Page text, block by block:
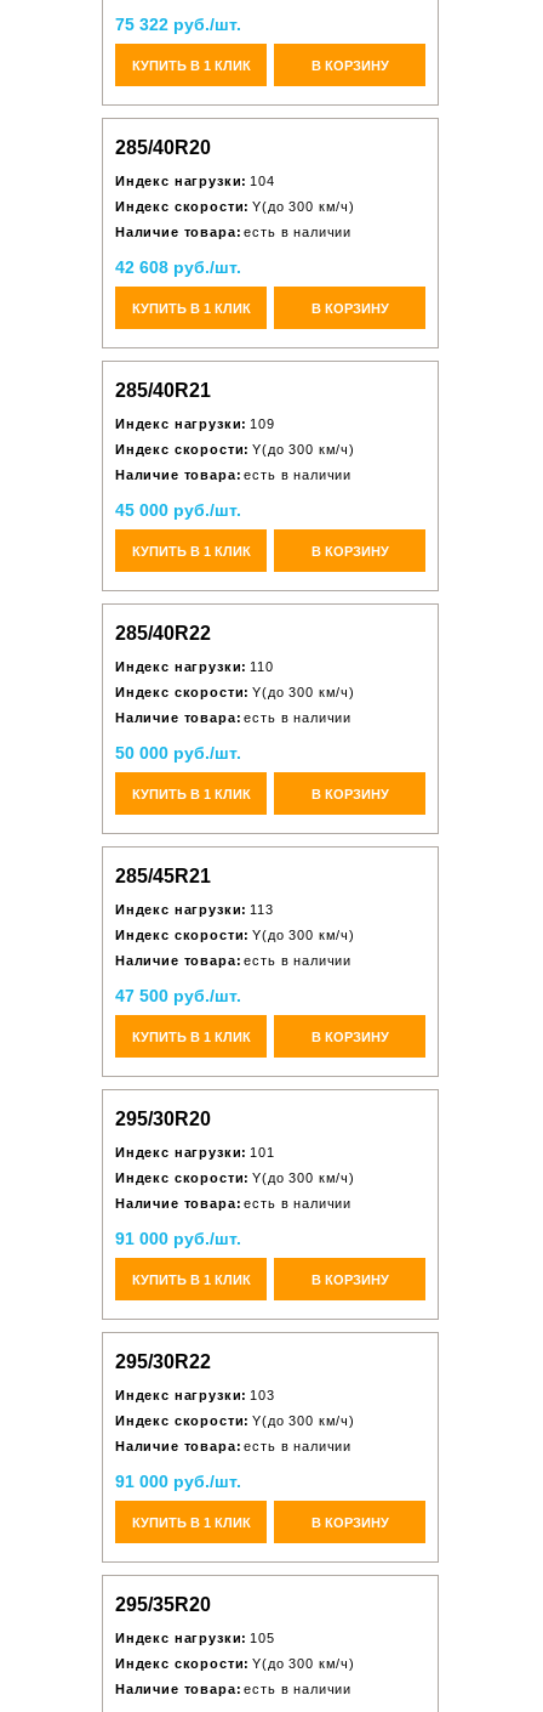
75 322 руб./шт.
КУПИТЬ В 1 КЛИК В КОРЗИНУ
285/40R20
Индекс нагрузки: 104
Индекс скорости: Y(до 300 км/ч)
Наличие товара: есть в наличии
42 608 руб./шт.
КУПИТЬ В 1 КЛИК В КОРЗИНУ
285/40R21
Индекс нагрузки: 109
Индекс скорости: Y(до 300 км/ч)
Наличие товара: есть в наличии
45 000 руб./шт.
КУПИТЬ В 1 КЛИК В КОРЗИНУ
285/40R22
Индекс нагрузки: 110
Индекс скорости: Y(до 300 км/ч)
Наличие товара: есть в наличии
50 000 руб./шт.
КУПИТЬ В 1 КЛИК В КОРЗИНУ
285/45R21
Индекс нагрузки: 113
Индекс скорости: Y(до 300 км/ч)
Наличие товара: есть в наличии
47 500 руб./шт.
КУПИТЬ В 1 КЛИК В КОРЗИНУ
295/30R20
Индекс нагрузки: 101
Индекс скорости: Y(до 300 км/ч)
Наличие товара: есть в наличии
91 000 руб./шт.
КУПИТЬ В 1 КЛИК В КОРЗИНУ
295/30R22
Индекс нагрузки: 103
Индекс скорости: Y(до 300 км/ч)
Наличие товара: есть в наличии
91 000 руб./шт.
КУПИТЬ В 1 КЛИК В КОРЗИНУ
295/35R20
Индекс нагрузки: 105
Индекс скорости: Y(до 300 км/ч)
Наличие товара: есть в наличии